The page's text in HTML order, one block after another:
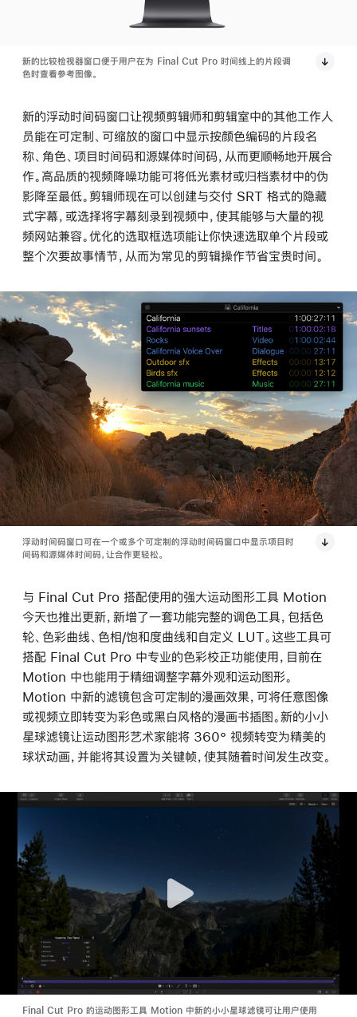
新的比较检视器窗口便于用户在为 Final Cut Pro 时间线上的片段调
色时查看参考图像。
新的浮动时间码窗口让视频剪辑师和剪辑室中的其他工作人
员能在可定制、可缩放的窗口中显示按颜色编码的片段名
称、角色、项目时间码和源媒体时间码，从而更顺畅地开展合
作。高品质的视频降噪功能可将低光素材或归档素材中的伪
影降至最低。剪辑师现在可以创建与交付 SRT 格式的隐藏
式字幕，或选择将字幕刻录到视频中，使其能够与大量的视
频网站兼容。优化的选取框选项能让你快速选取单个片段或
整个次要故事情节，从而为常见的剪辑操作节省宝贵时间。
浮动时间码窗口可在一个或多个可定制的浮动时间码窗口中显示项目时
间码和源媒体时间码，让合作更轻松。
与 Final Cut Pro 搭配使用的强大运动图形工具 Motion
今天也推出更新，新增了一套功能完整的调色工具，包括色
轮、色彩曲线、色相/饱和度曲线和自定义 LUT。这些工具可
搭配 Final Cut Pro 中专业的色彩校正功能使用，目前在
Motion 中也能用于精细调整字幕外观和运动图形。
Motion 中新的滤镜包含可定制的漫画效果，可将任意图像
或视频立即转变为彩色或黑白风格的漫画书插图。新的小小
星球滤镜让运动图形艺术家能将 360° 视频转变为精美的
球状动画，并能将其设置为关键帧，使其随着时间发生改变。
Final Cut Pro 的运动图形工具 Motion 中新的小小星球滤镜可让用户使用